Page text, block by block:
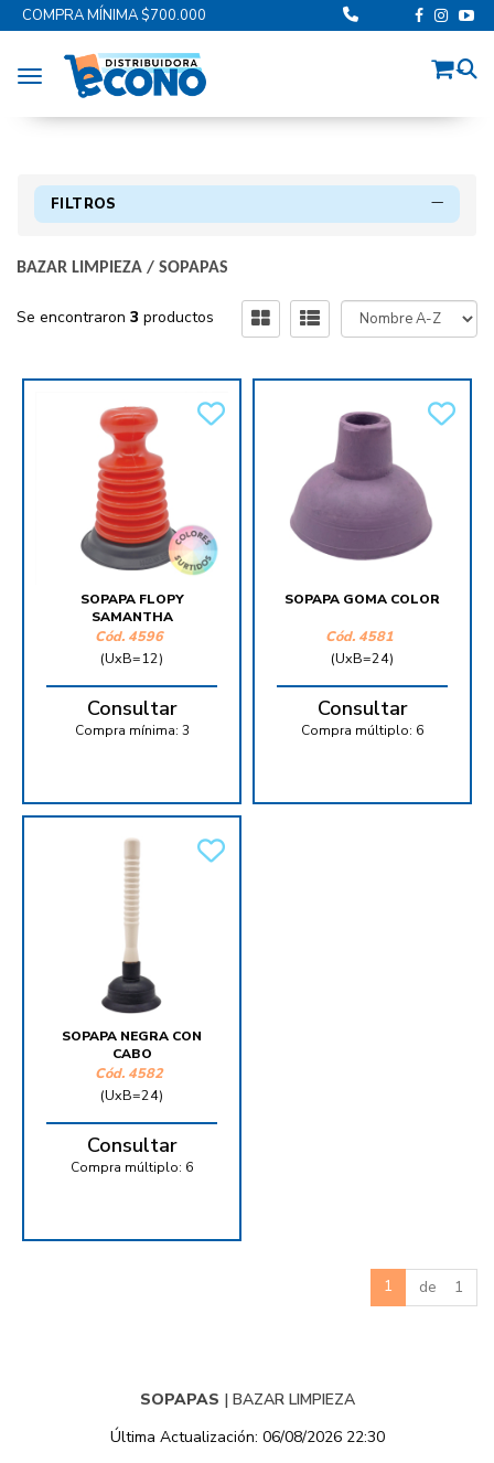
COMPRA MÍNIMA $700.000
Toggle navigation
FILTROS
BAZAR LIMPIEZA / SOPAPAS
Se encontraron 3 productos
SOPAPA FLOPY
SAMANTHA
Cód. 4596
(UxB=12)
Consultar
Compra mínima: 3
SOPAPA GOMA COLOR
Cód. 4581
(UxB=24)
Consultar
Compra múltiplo: 6
SOPAPA NEGRA CON
CABO
Cód. 4582
(UxB=24)
Consultar
Compra múltiplo: 6
1 de 1
SOPAPAS | BAZAR LIMPIEZA
Última Actualización: 06/08/2026 22:30